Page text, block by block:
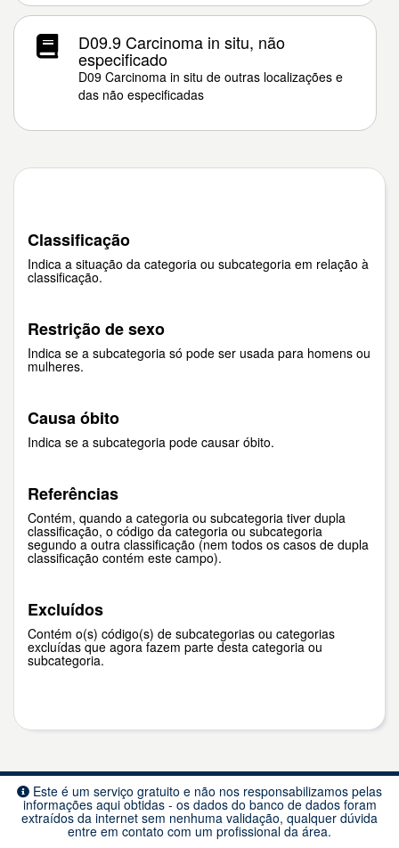
D09.9 Carcinoma in situ, não
especificado
D09 Carcinoma in situ de outras localizações e
das não especificadas
Classificação
Indica a situação da categoria ou subcategoria em relação à
classificação.
Restrição de sexo
Indica se a subcategoria só pode ser usada para homens ou
mulheres.
Causa óbito
Indica se a subcategoria pode causar óbito.
Referências
Contém, quando a categoria ou subcategoria tiver dupla
classificação, o código da categoria ou subcategoria
segundo a outra classificação (nem todos os casos de dupla
classificação contém este campo).
Excluídos
Contém o(s) código(s) de subcategorias ou categorias
excluídas que agora fazem parte desta categoria ou
subcategoria.
Este é um serviço gratuito e não nos responsabilizamos pelas
informações aqui obtidas - os dados do banco de dados foram
extraídos da internet sem nenhuma validação, qualquer dúvida
entre em contato com um profissional da área.